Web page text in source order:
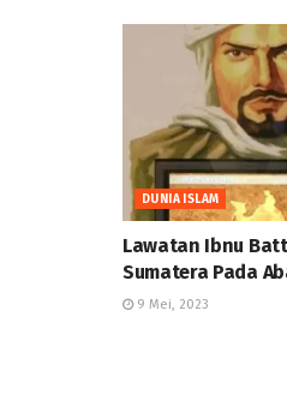
DUNIA ISLAM
Lawatan Ibnu
Sumatera Pada
9 Mei, 2023